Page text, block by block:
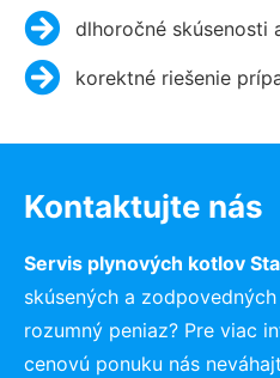
dlhoročné skúsenosti
korektné riešenie
Kontaktujte nás
Servis plynových kotlov
skúsených a
rozumný peniaz? Pre viac
cenovú ponuku nás